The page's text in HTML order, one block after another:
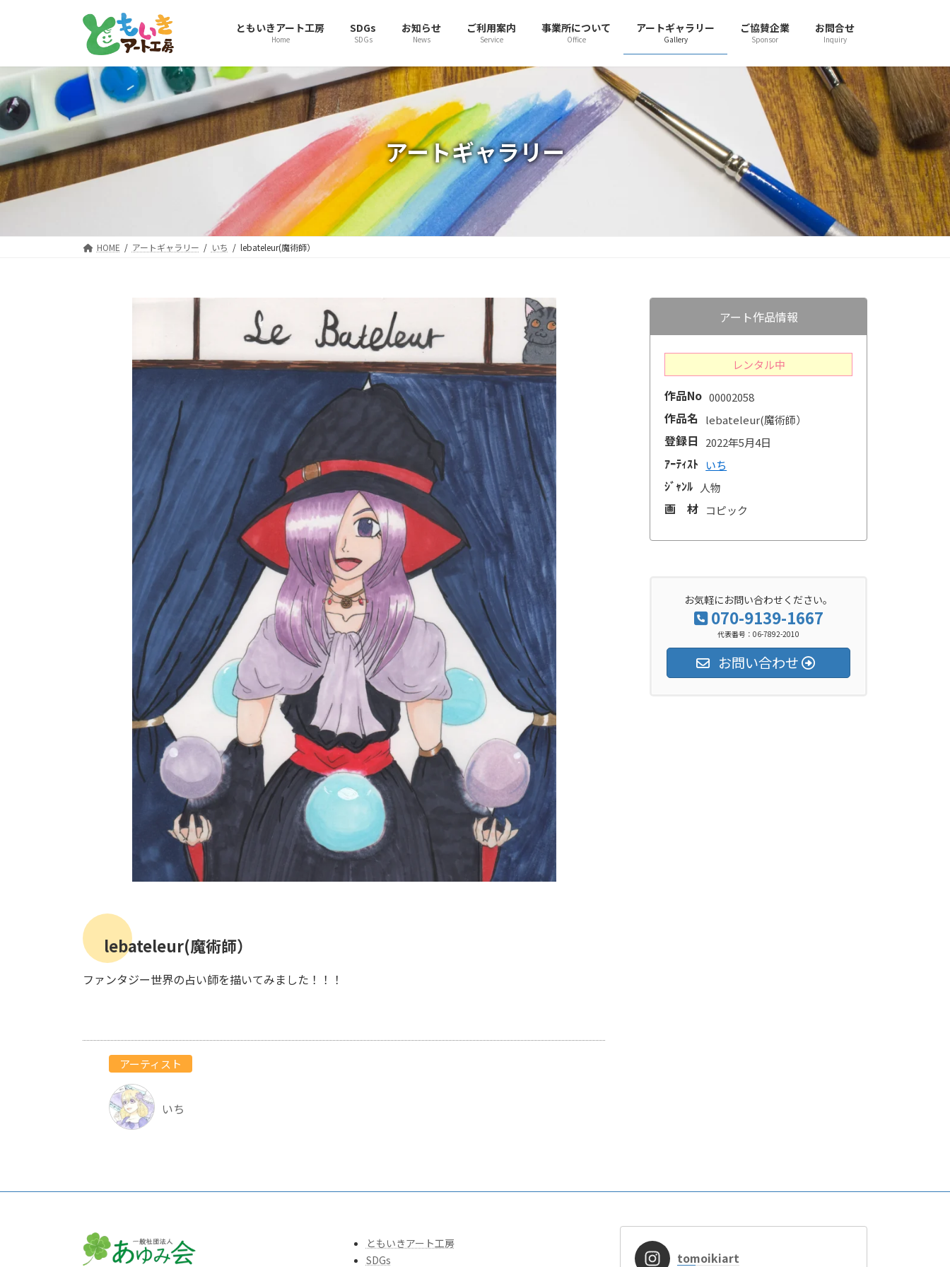
へ
ス
キ
ッ
プ
ョ
ン
に
移
動
ともいきアート工房
Home
SDGs
SDGs
お知らせ
News
ご利用案内
Service
事業所について
Office
アートギャラリー
Gallery
ご協賛企業
Sponsor
お問合せ
Inquiry
アートギャラリー
HOME アートギャラリー いち lebateleur(魔術師）
lebateleur(魔術師）
ファンタジー世界の占い師を描いてみました！！！
アーティスト
いち
アート作品情報
レンタル中
作品No 00002058
作品名 lebateleur(魔術師）
登録日 2022年5月4日
ｱｰﾃｨｽﾄ いち
ｼﾞｬﾝﾙ 人物
画 材 コピック
お気軽にお問い合わせください。
070-9139-1667
代表番号：06-7892-2010
お問い合わせ
ともいきアート工房
SDGs
tomoikiart